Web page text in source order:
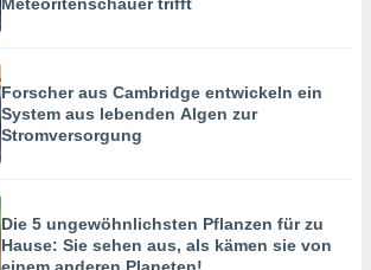
Forscher aus Cambridge entwickeln ein
System aus lebenden Algen zur
Stromversorgung
Die 5 ungewöhnlichsten Pflanzen für zu
Hause: Sie sehen aus, als kämen sie von